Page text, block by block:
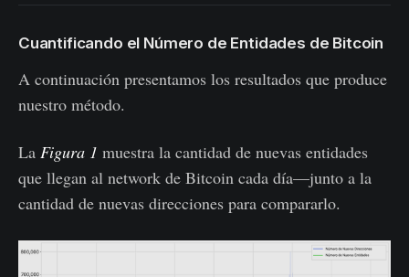
Cuantificando el Número de Entidades de Bitcoin
A continuación presentamos los resultados que produce
nuestro método.
La Figura 1 muestra la cantidad de nuevas entidades
que llegan al network de Bitcoin cada día—junto a la
cantidad de nuevas direcciones para compararlo.